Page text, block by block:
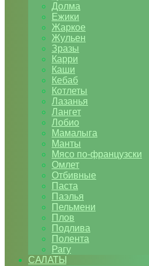
Долма
Ежики
Жаркое
Жульен
Зразы
Карри
Каши
Кебаб
Котлеты
Лазанья
Лангет
Лобио
Мамалыга
Манты
Мясо по-французски
Омлет
Отбивные
Паста
Паэлья
Пельмени
Плов
Подлива
Полента
Рагу
САЛАТЫ